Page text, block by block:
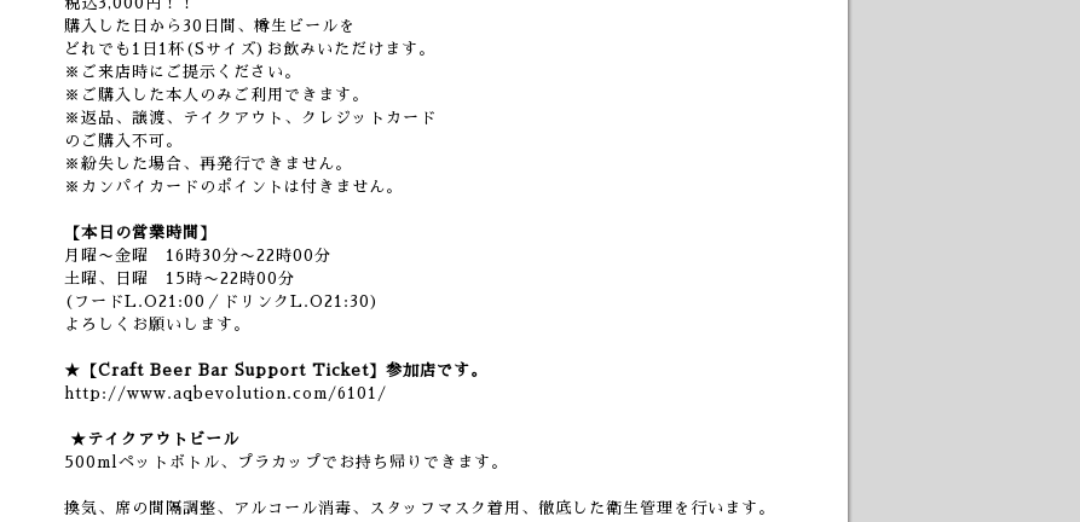
購入した日から30日間、樽生ビールを
どれでも1日1杯(Sサイズ)お飲みいただけます。
※ご来店時にご提示ください。
※ご購入した本人のみご利用できます。
※返品、譲渡、テイクアウト、クレジットカード
のご購入不可。
※紛失した場合、再発行できません。
※カンパイカードのポイントは付きません。
【本日の営業時間】
月曜〜金曜 16時30分〜22時00分
土曜、日曜 15時〜22時00分
(フードL.O21:00／ドリンクL.O21:30)
よろしくお願いします。
★【Craft Beer Bar Support Ticket】参加店です。
http://www.aqbevolution.com/6101/
★テイクアウトビール
500mlペットボトル、プラカップでお持ち帰りできます。
換気、席の間隔調整、アルコール消毒、スタッフマスク着用、徹底した衛生管理を行います。